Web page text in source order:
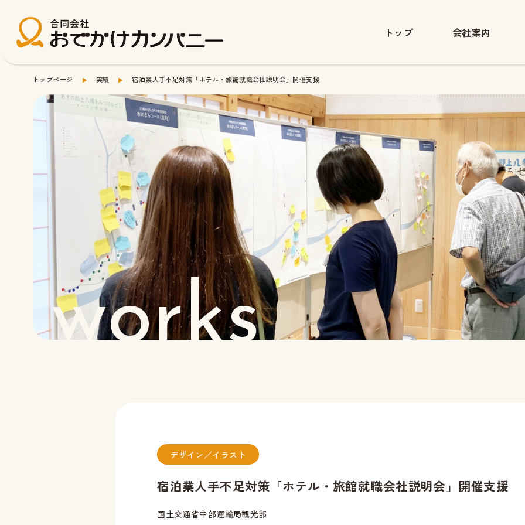
トップ 会社案内
トップページ 実績 宿泊業人手不足対策「ホテル・旅館就職会社説明会」開催支援
works
デザイン／イラスト
宿泊業人手不足対策「ホテル・旅館就職会社説明会」開催支援
国土交通省中部運輸局観光部